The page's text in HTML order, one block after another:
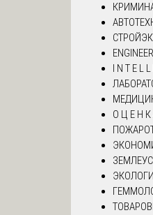
I N T E L
О Ц Е Н К